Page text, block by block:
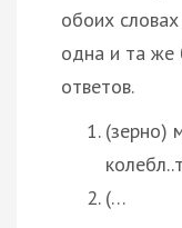
обоих
одна и та же
ответов.
(зерно)
(…